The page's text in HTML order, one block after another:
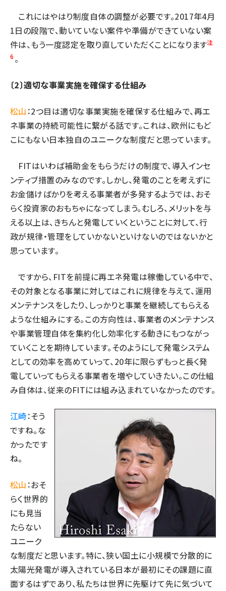
これにはやはり制度自体の調整が必要です。2017年4月
1日の段階で、動いていない案件や準備ができていない案
件は、もう一度認定を取り直していただくことになります注
6 。
〔2〕適切な事業実施を確保する仕組み
松山 ：2つ目は適切な事業実施を確保する仕組みで、再エ
ネ事業の持続可能性に繋がる話です。これは、欧州にもど
こにもない日本独自のユニークな制度だと思っています。
FITはいわば補助金をもらうだけの制度で、導入インセ
ンティブ措置のみなのです。しかし、発電のことを考えずに
お金儲けばかりを考える事業者が多発するようでは、おそ
らく投資家のおもちゃになってしまう。むしろ、メリットを与
える以上は、きちんと発電していくということに対して、行
政が規律・管理をしていかないといけないのではないかと
思っています。
ですから、FITを前提に再エネ発電は稼働している中で、
その対象となる事業に対してはこれに規律を与えて、運用
メンテナンスをしたり、しっかりと事業を継続してもらえる
ような仕組みにする。この方向性は、事業者のメンテナンス
や事業管理自体を集約化し効率化する動きにもつながっ
ていくことを期待しています。そのようにして発電システム
としての効率を高めていって、20年に限らずもっと長く発
電していってもらえる事業者を増やしていきたい。この仕組
み自体は、従来のFITには組み込まれていなかったのです。
江崎：そう
ですね。な
かったです
ね。
松山 ：おそ
らく世界的
にも見当
たらない
ユニーク
な制度だと思います。特に、狭い国土に小規模で分散的に
太陽光発電が導入されている日本が最初にその課題に直
面するはずであり、私たちは世界に先駆けて先に気づいて